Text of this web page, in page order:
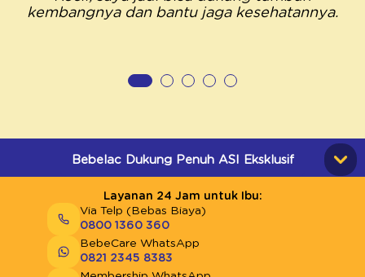
kembangnya dan bantu jaga kesehatannya.
Bebelac Dukung Penuh ASI Eksklusif
Layanan 24 Jam untuk Ibu:
Via Telp (Bebas Biaya)
0800 1360 360
BebeCare WhatsApp
0821 2345 8383